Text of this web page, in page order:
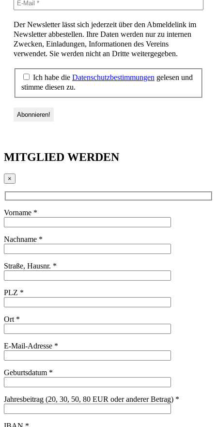
Der Newsletter lässt sich jederzeit über den Abmeldelink im
Newsletter abbestellen. Ihre Daten werden nur zu internen
Zwecken, Einladungen, Informationen des Vereins
verwendet. Sie werden nicht an Dritte weitergegeben.
Ich habe die Datenschutzbestimmungen gelesen und
stimme diesen zu.
MITGLIED WERDEN
×
Vorname *
Nachname *
Straße, Hausnr. *
PLZ *
Ort *
E-Mail-Adresse *
Geburtsdatum *
Jahresbeitrag (20, 30, 50, 80 EUR oder anderer Betrag) *